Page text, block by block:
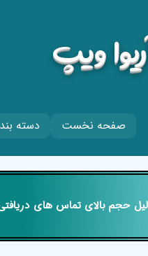
صفحه نخست دسته
ویپ
حجم بالای تماس های